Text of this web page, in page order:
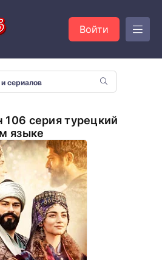
Войти
серия турецкий
языке